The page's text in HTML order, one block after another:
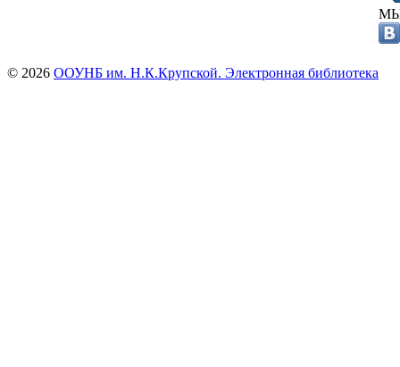
© 2026 ООУНБ им. Н.К.Крупской. Электронная библиотека